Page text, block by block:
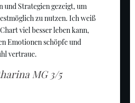
und Strategien gezeigt, um
zu nutzen. Ich weiß
viel besser leben kann,
Emotionen schöpfe und
vertraue.
MG 3/5